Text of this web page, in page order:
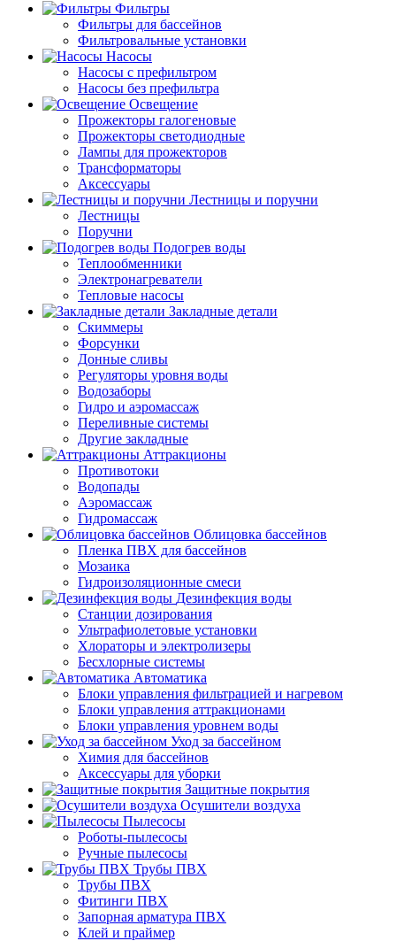
Фильтры
Фильтры для бассейнов
Фильтровальные установки
Насосы
Насосы с префильтром
Насосы без префильтра
Освещение
Прожекторы галогеновые
Прожекторы светодиодные
Лампы для прожекторов
Трансформаторы
Аксессуары
Лестницы и поручни
Лестницы
Поручни
Подогрев воды
Теплообменники
Электронагреватели
Тепловые насосы
Закладные детали
Скиммеры
Форсунки
Донные сливы
Регуляторы уровня воды
Водозаборы
Гидро и аэромассаж
Переливные системы
Другие закладные
Аттракционы
Противотоки
Водопады
Аэромассаж
Гидромассаж
Облицовка бассейнов
Пленка ПВХ для бассейнов
Мозаика
Гидроизоляционные смеси
Дезинфекция воды
Станции дозирования
Ультрафиолетовые установки
Хлораторы и электролизеры
Бесхлорные системы
Автоматика
Блоки управления фильтрацией и нагревом
Блоки управления аттракционами
Блоки управления уровнем воды
Уход за бассейном
Химия для бассейнов
Аксессуары для уборки
Защитные покрытия
Осушители воздуха
Пылесосы
Роботы-пылесосы
Ручные пылесосы
Трубы ПВХ
Трубы ПВХ
Фитинги ПВХ
Запорная арматура ПВХ
Клей и праймер